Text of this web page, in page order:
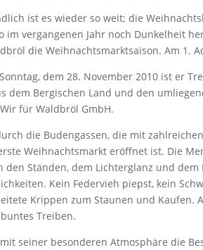
ist es wieder so weit; die
im vergangenen Jahr noch Dunkelheit
die Weihnachtsmarktsaison. Am 1.
dem 28. November 2010 ist er
dem Bergischen Land und den
für Waldbröl GmbH.
die Budengassen, die mit
Weihnachtsmarkt eröffnet ist. Die
den Ständen, dem Lichterglanz und
Kein Federvieh piepst, kein
Krippen zum Staunen und Kaufen.
Treiben.
seiner besonderen Atmosphäre die